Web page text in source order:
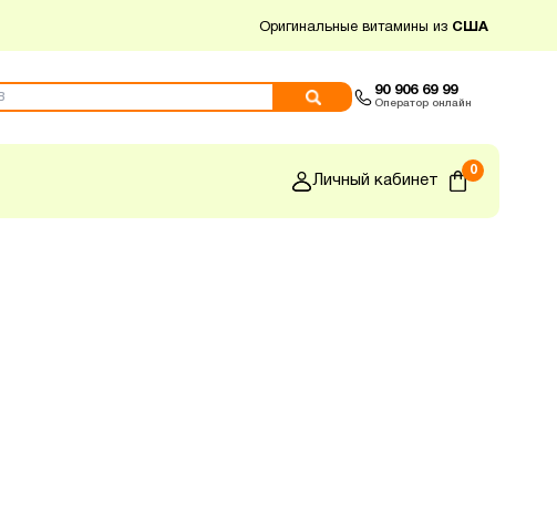
Оригинальные витамины из США
90 906 69 99
Оператор онлайн
Личный кабинет
0